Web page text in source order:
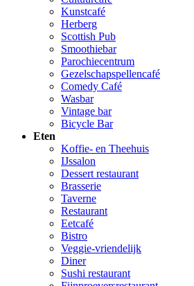
Kunstcafé
Herberg
Scottish Pub
Smoothiebar
Parochiecentrum
Gezelschapspellencafé
Comedy Café
Wasbar
Vintage bar
Bicycle Bar
Eten
Koffie- en Theehuis
IJssalon
Dessert restaurant
Brasserie
Taverne
Restaurant
Eetcafé
Bistro
Veggie-vriendelijk
Diner
Sushi restaurant